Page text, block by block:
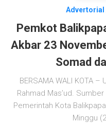
Advertorial
Pemkot
Akbar 23
Somad
BERSAMA WALI KOTA
Rahmad Mas’ud.
Pemerintah Kota
Minggu